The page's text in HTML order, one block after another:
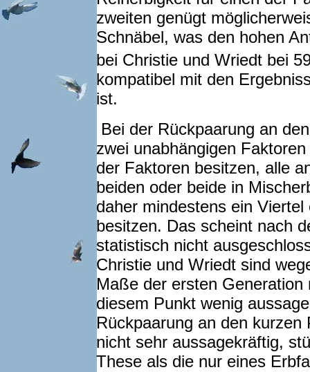
zweiten genügt
Schnäbel, was den hohen
bei Christie und Wriedt bei
kompatibel mit den
ist.
Bei der Rückpaarung an
zwei unabhängigen
der Faktoren besitzen, alle
beiden oder beide in
daher mindestens ein
besitzen. Das scheint nach
statistisch nicht
Christie und Wriedt sind
Maße der ersten
diesem Punkt wenig
Rückpaarung an den
nicht sehr aussagekräftig,
These als die nur eines